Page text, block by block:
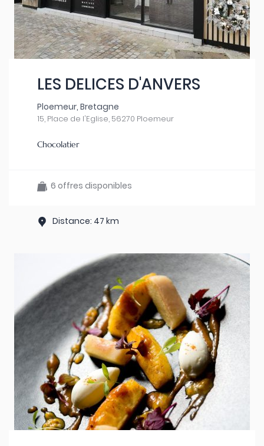
LES DELICES D'ANVERS
Ploemeur, Bretagne
15, Place de l'Eglise, 56270 Ploemeur
Chocolatier
6 offres disponibles
Distance: 47 km